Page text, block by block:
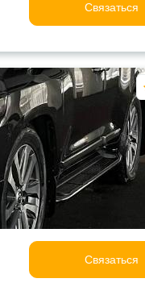
Связаться
Связаться